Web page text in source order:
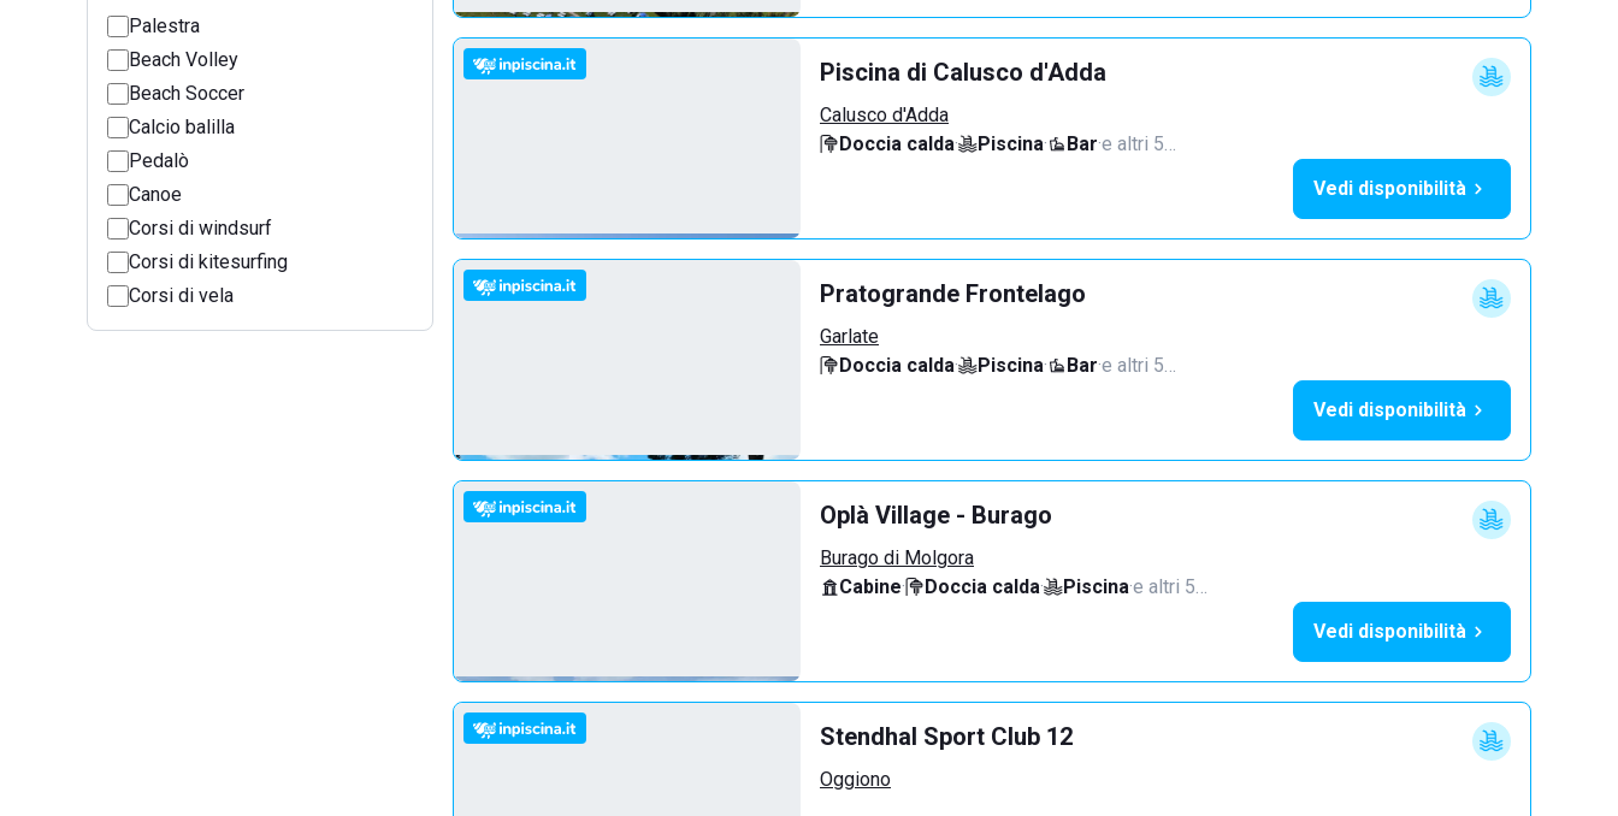
Palestra
Beach Volley
Beach Soccer
Calcio balilla
Pedalò
Canoe
Corsi di windsurf
Corsi di kitesurfing
Corsi di vela
Piscina di Calusco d'Adda
Calusco d'Adda
Doccia calda· Piscina· Bar·e altri 5…
Vedi disponibilità
Pratogrande Frontelago
Garlate
Doccia calda· Piscina· Bar·e altri 5…
Vedi disponibilità
Oplà Village - Burago
Burago di Molgora
Cabine· Doccia calda· Piscina·e altri 5…
Vedi disponibilità
Stendhal Sport Club 12
Oggiono